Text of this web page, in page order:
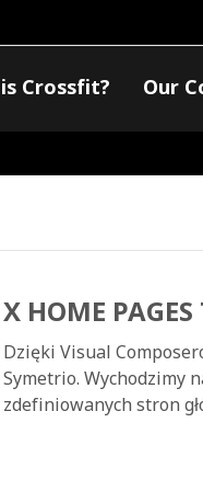
Crossfit? Our
X HOME
Dzięki Visual
Symetrio. Wychodzimy
zdefiniowanych stron